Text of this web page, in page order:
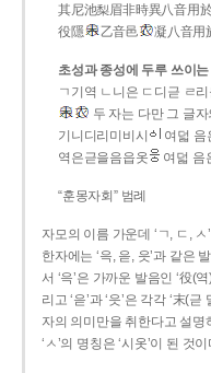
其尼池梨眉非時異八音用
役隱
乙音邑 凝八音用
초성과 종성에 두루 쓰이
ㄱ기역 ㄴ니은 ㄷ디귿 ㄹ
두 자는 다만 그 글
기니디리미비시
여덟 음
역은귿을음읍옷
여덟 음
“훈몽자회” 범례
자모의 이름 가운데 ‘ㄱ, ㄷ,
한자에는 ‘윽, 읃, 읏’과 같은
서 ‘윽’은 가까운 발음인 ‘役(
리고 ‘읃’과 ‘읏’은 각각 ‘末(
자의 의미만을 취한다고 설명
‘ㅅ’의 명칭은 ‘시옷’이 된 것